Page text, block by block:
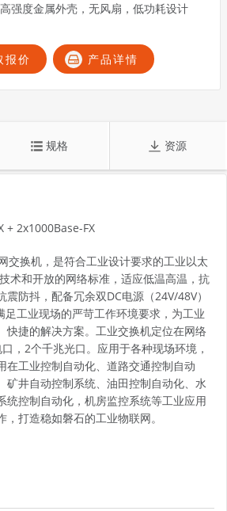
强度金属外壳，无风扇，低功耗设计
报价 产品详情
规格 资源
+ 2x1000Base-FX
交换机，是符合工业设计要求的工业以太
术和开放的网络标准，适应低温高温，抗
防抖，配备冗余双DC电源（24V/48V）
足工业现场的严苛工作环境要求，为工业
快捷的解决方案。工业交换机定位在网络
，2个千兆光口。应用于各种现场环境，
在工业控制自动化、道路交通控制自动
矿井自动控制系统、油田控制自动化、水
统控制自动化，机房监控系统等工业应用
打造稳如磐石的工业物联网。